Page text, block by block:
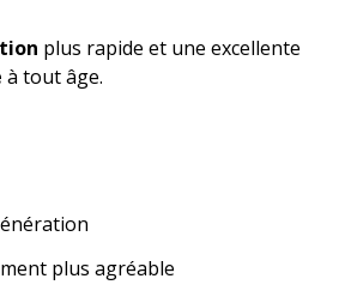
plus rapide et une excellente
à tout âge.
plus agréable